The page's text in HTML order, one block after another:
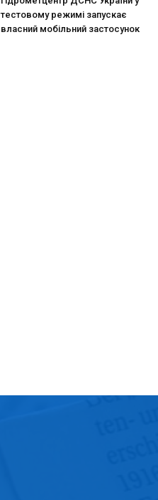
тестовому режимі запускає
власний мобільний застосунок